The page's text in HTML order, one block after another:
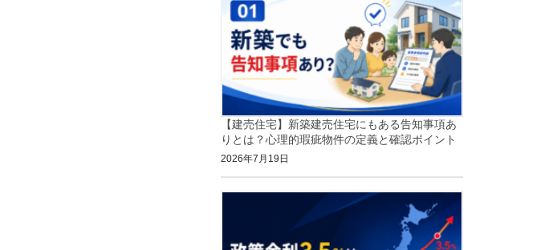
【建売住宅】新築建売住宅にもある告知事項あ
りとは？心理的瑕疵物件の定義と確認ポイント
2026年7月19日